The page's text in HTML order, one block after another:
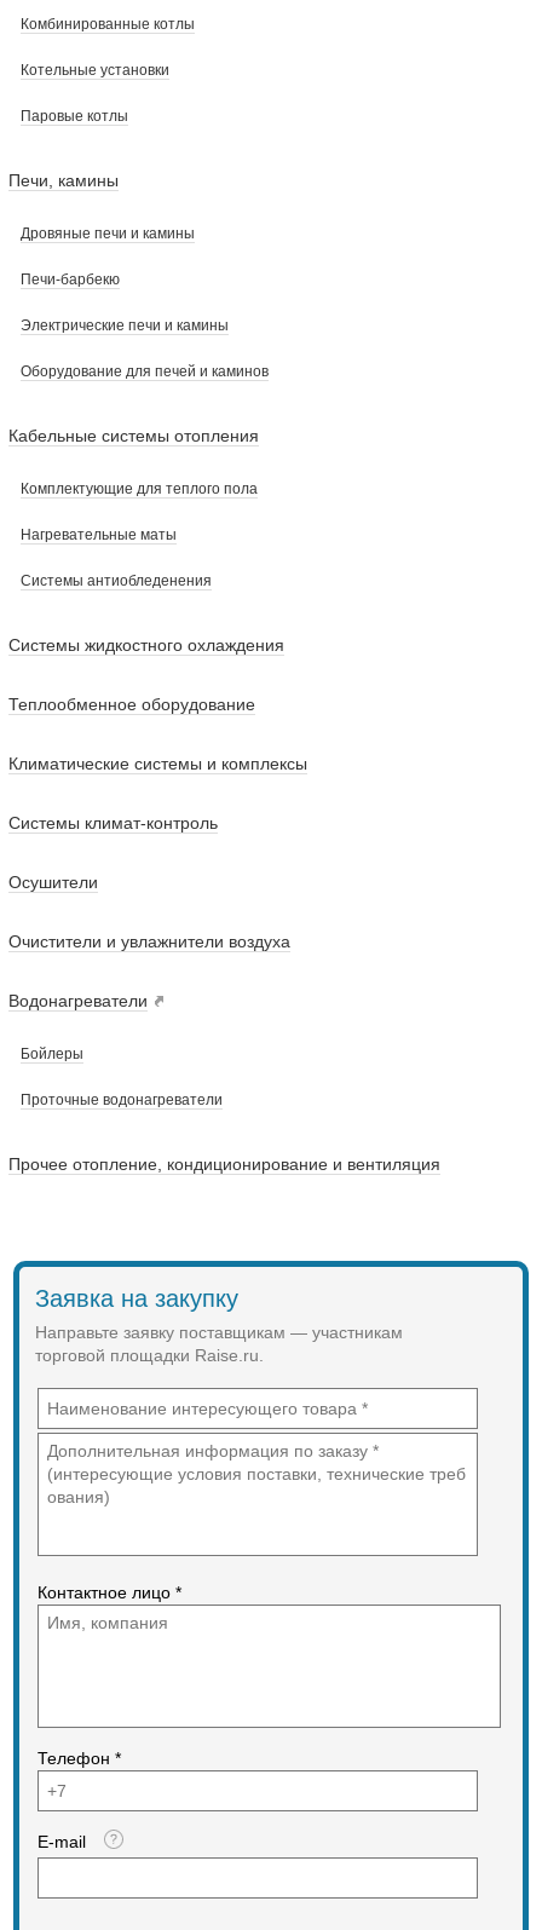
Комбинированные котлы
Котельные установки
Паровые котлы
Печи, камины
Дровяные печи и камины
Печи-барбекю
Электрические печи и камины
Оборудование для печей и каминов
Кабельные системы отопления
Комплектующие для теплого пола
Нагревательные маты
Системы антиобледенения
Системы жидкостного охлаждения
Теплообменное оборудование
Климатические системы и комплексы
Системы климат-контроль
Осушители
Очистители и увлажнители воздуха
Водонагреватели
Бойлеры
Проточные водонагреватели
Прочее отопление, кондиционирование и вентиляция
Заявка на закупку
Направьте заявку поставщикам — участникам
торговой площадки Raise.ru.
Контактное лицо *
Телефон *
E-mail